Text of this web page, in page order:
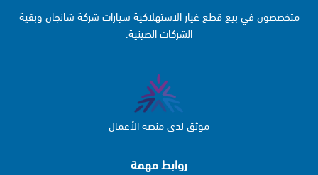
روابط مهمة
متخصصون في بيع قطع غيار الاستهلاكية سيارات شركة شانجان وبقية
الشركات الصينية.
موثق لدى منصة الأعمال